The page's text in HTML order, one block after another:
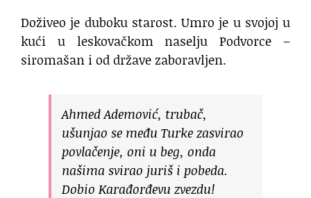
Doživeo je duboku starost. Umro je u svojoj u
kući u leskovačkom naselju Podvorce –
siromašan i od države zaboravljen.
Ahmed Ademović, trubač,
ušunjao se među Turke zasvirao
povlačenje, oni u beg, onda
našima svirao juriš i pobeda.
Dobio Karađorđevu zvezdu!